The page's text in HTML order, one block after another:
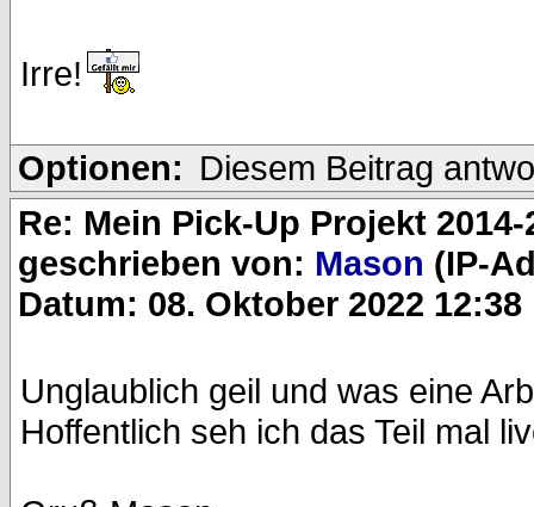
Irre!
Optionen: Diesem Beitrag
Re: Mein Pick-Up Projekt 2014-
geschrieben von: Mason (IP-
Datum: 08. Oktober 2022 12:38
Unglaublich geil und was eine
Hoffentlich seh ich das Teil mal